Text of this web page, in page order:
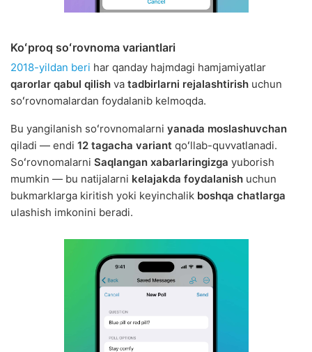
Koʻproq soʻrovnoma variantlari
2018-yildan beri har qanday hajmdagi hamjamiyatlar
qarorlar qabul qilish va tadbirlarni rejalashtirish uchun
soʻrovnomalardan foydalanib kelmoqda.
Bu yangilanish soʻrovnomalarni yanada moslashuvchan
qiladi — endi 12 tagacha variant qoʻllab-quvvatlanadi.
Soʻrovnomalarni Saqlangan xabarlaringizga yuborish
mumkin — bu natijalarni kelajakda foydalanish uchun
bukmarklarga kiritish yoki keyinchalik boshqa chatlarga
ulashish imkonini beradi.